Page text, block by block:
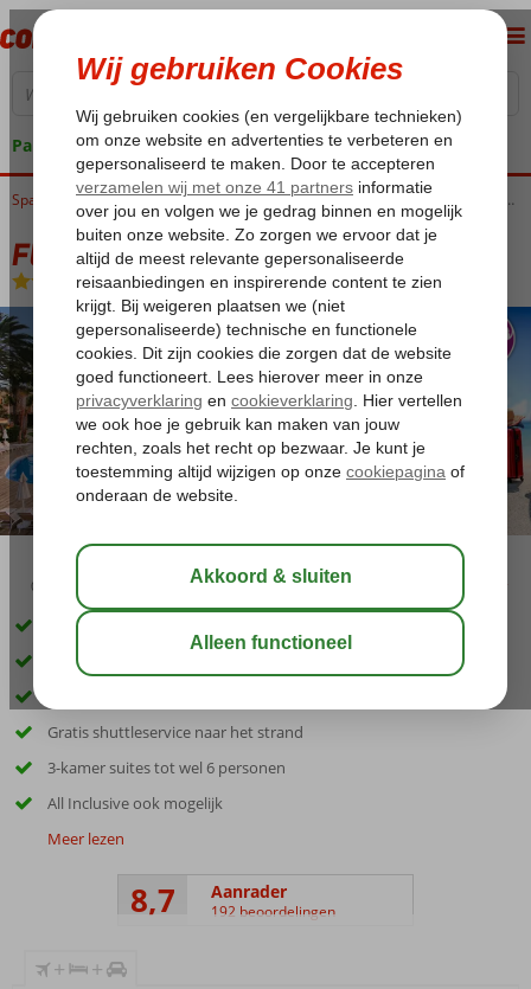
Pakketgarantie
Home Canarische Eilanden Gran Canaria Maspalomas Fly & Go Suites & Villas by Dunas
Fly & Go Suites & Villas by Dunas
Logies en ontbijt -Hotel
04:20 aug 28°C
Inclusief huurauto
Ideaal familiecomplex
Gratis shuttleservice naar het strand
3-kamer suites tot wel 6 personen
All Inclusive ook mogelijk
Meer lezen
8,7 Aanrader
192 beoordelingen
+ +